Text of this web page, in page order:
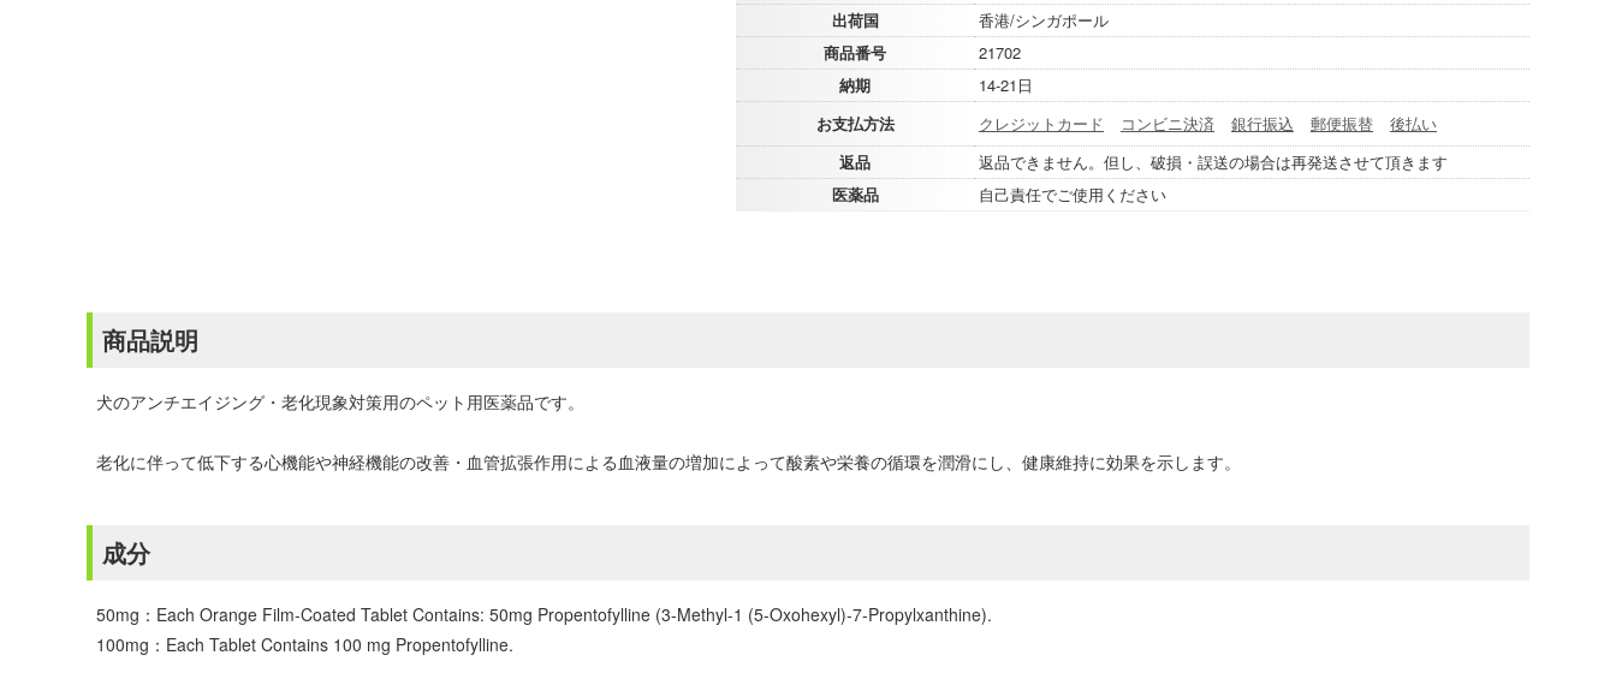
出荷国
香港/シンガポール
商品番号
21702
納期
14-21日
お支払方法
クレジットカード コンビニ決済 銀行振込 郵便振替
後払い
返品
返品できません。但し、破損・誤送の場合は再発送させて頂きます
医薬品
自己責任でご使用ください
商品説明
犬のアンチエイジング・老化現象対策用のペット用医薬品です。
老化に伴って低下する心機能や神経機能の改善・血管拡張作用による血液量の増加によって酸素や栄養の循環を潤滑にし、健康維持に効果を示します。
成分
50mg：Each Orange Film-Coated Tablet Contains: 50mg Propentofylline (3-Methyl-1 (5-Oxohexyl)-7-Propylxanthine).
100mg：Each Tablet Contains 100 mg Propentofylline.